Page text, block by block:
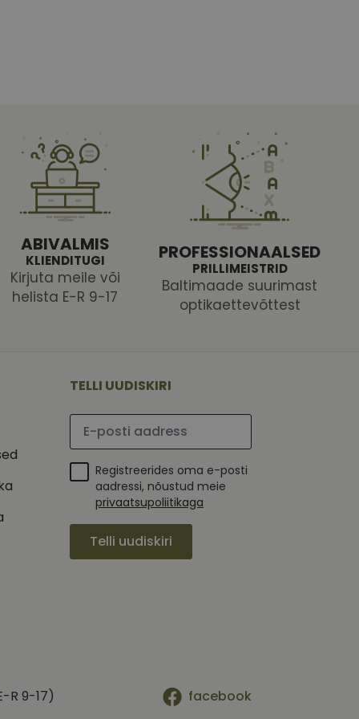
ABIVALMIS
KLIENDITUGI
Kirjuta meile või
helista E-R 9-17
PROFESSIONAALSED
PRILLIMEISTRID
Baltimaade suurimast
optikaettevõttest
TELLI UUDISKIRI
Palun sisesta e-posti aadress
Registreerides oma e-posti
aadressi, nõustud meie
privaatsupoliitikaga
Telli uudiskiri
R 9-17) facebook
küpsiste
selleks, et Cookie-
See on
eest
kasutajate
genereeritud
andmete
aadressi
teha kindlaks,
näiteks reaalajas